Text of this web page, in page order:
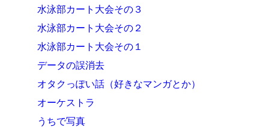
水泳部カート大会その３
水泳部カート大会その２
水泳部カート大会その１
データの誤消去
オタクっぽい話（好きなマンガとか）
オーケストラ
うちで写真